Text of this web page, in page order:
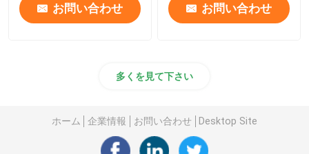
お問い合わせ お問い合わせ
多くを見て下さい
ホーム 企業情報 お問い合わせ Desktop Site